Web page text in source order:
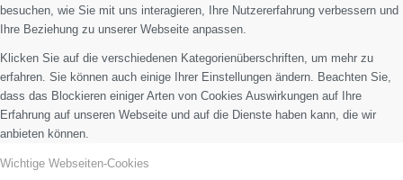
besuchen, wie Sie mit uns interagieren, Ihre Nutzererfahrung verbessern und
Ihre Beziehung zu unserer Webseite anpassen.
Klicken Sie auf die verschiedenen Kategorienüberschriften, um mehr zu
erfahren. Sie können auch einige Ihrer Einstellungen ändern. Beachten Sie,
dass das Blockieren einiger Arten von Cookies Auswirkungen auf Ihre
Erfahrung auf unseren Webseite und auf die Dienste haben kann, die wir
anbieten können.
Wichtige Webseiten-Cookies